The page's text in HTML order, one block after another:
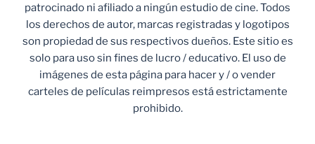
patrocinado ni afiliado a ningún estudio de cine. Todos
los derechos de autor, marcas registradas y logotipos
son propiedad de sus respectivos dueños. Este sitio es
solo para uso sin fines de lucro / educativo. El uso de
imágenes de esta página para hacer y / o vender
carteles de películas reimpresos está estrictamente
prohibido.